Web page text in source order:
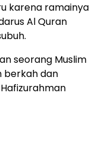
karena ramainya
Al Quran
seorang Muslim
berkah dan
Hafizurahman